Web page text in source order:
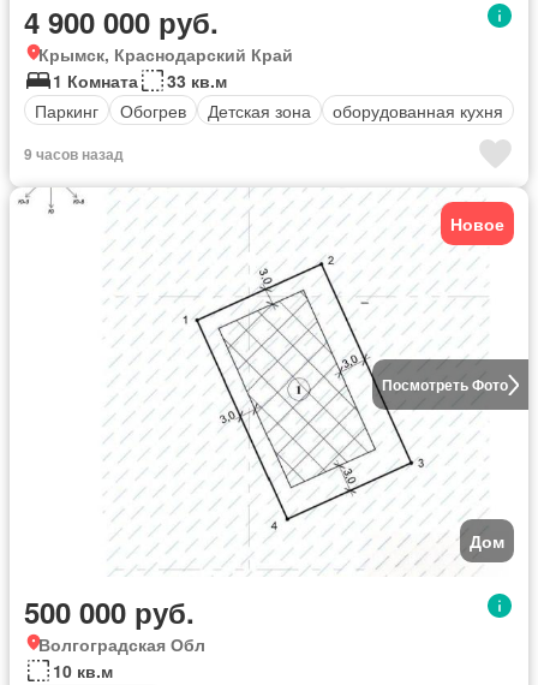
4 900 000 руб.
Крымск, Краснодарский Край
1 Комната
33 кв.м
Паркинг
Обогрев Детская зона оборудованная кухня
9 часов назад
Посмотреть Фото
Новое
Дом
500 000 руб.
Волгоградская Обл
10 кв.м